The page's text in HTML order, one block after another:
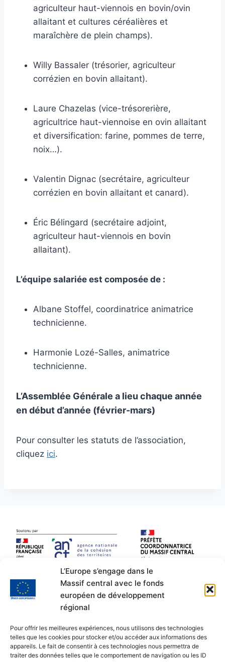
L’Europe s’engage dans le
Massif central avec le fonds
européen de développement
régional
Pour offrir les meilleures expériences, nous utilisons des technologies
telles que les cookies pour stocker et/ou accéder aux informations des
appareils. Le fait de consentir à ces technologies nous permettra de
traiter des données telles que le comportement de navigation ou les ID
agriculteur haut-viennois en bovin/ovin
allaitant et cultures céréalières et
maraîchère de plein champs).
Willy Bassaler (trésorier, agriculteur
corrézien en bovin allaitant).
Laure Chazelas (vice-trésorerière,
agricultrice haut-viennoise en ovin allaitant
et diversification: farine, pommes de terre,
noix…).
Valentin Dignac (secrétaire, agriculteur
corrézien en bovin allaitant et canard).
Éric Bélingard (secrétaire adjoint,
agriculteur haut-viennois en bovin
allaitant).
L’équipe salariée est composée de :
Albane Stoffel, coordinatrice animatrice
technicienne.
Harmonie Lozé-Salles, animatrice
technicienne.
L’Assemblée Générale a lieu chaque année
en début d’année (février-mars)
Pour consulter les statuts de l’association,
cliquez ici.